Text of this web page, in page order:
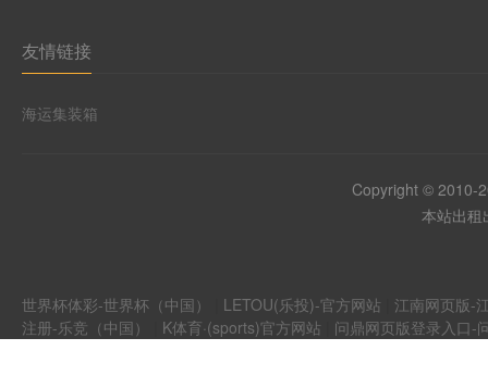
友情链接
海运集装箱
Copyright © 2010-
本站出
世界杯体彩-世界杯（中国） LETOU(乐投)-官方网站
江南网页版-
注册-乐竞（中国）
K体育·(sports)官方网站 问鼎网页版登录入口-